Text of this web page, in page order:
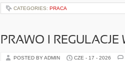
CATEGORIES: PRACA
PRAWO I REGULACJE
POSTED BY ADMIN CZE - 17 - 2026